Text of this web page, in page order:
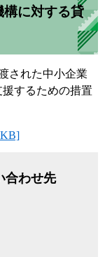
構に対する貸
された中小企業
するための措置
合わせ先